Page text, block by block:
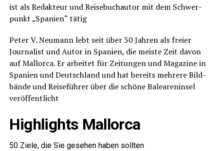
ist als Redak­teur und Rei­se­buch­au­tor mit dem Schwer­
punkt „Spa­ni­en“ tätig
Peter V. Neu­mann lebt seit über 30 Jah­ren als frei­er
Jour­na­list und Autor in Spa­ni­en, die meis­te Zeit davon
auf Mal­lor­ca. Er arbei­tet für Zei­tun­gen und Maga­zi­ne in
Spa­ni­en und Deutsch­land und hat bereits meh­re­re Bild­
bän­de und Rei­se­füh­rer über die schö­ne Balea­ren­in­sel
veröffentlicht
High­lights Mallorca
50 Zie­le, die Sie gese­hen haben sollten